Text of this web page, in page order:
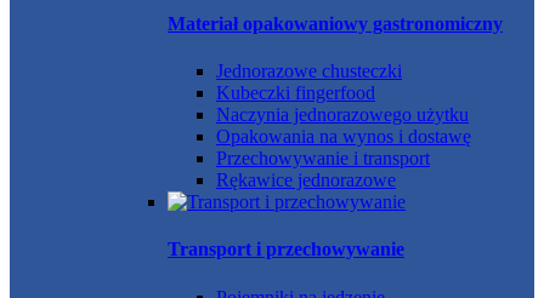
Materiał opakowaniowy gastronomiczny
Jednorazowe chusteczki
Kubeczki fingerfood
Naczynia jednorazowego użytku
Opakowania na wynos i dostawę
Przechowywanie i transport
Rękawice jednorazowe
Transport i przechowywanie